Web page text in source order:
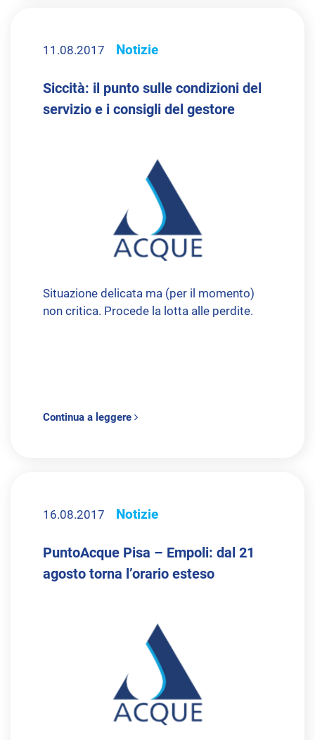
11.08.2017 Notizie
Siccità: il punto sulle condizioni del
servizio e i consigli del gestore
Situazione delicata ma (per il momento)
non critica. Procede la lotta alle perdite.
Continua a leggere
16.08.2017 Notizie
PuntoAcque Pisa – Empoli: dal 21
agosto torna l’orario esteso